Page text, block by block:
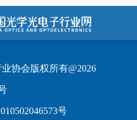
协会版权所有@2026
号